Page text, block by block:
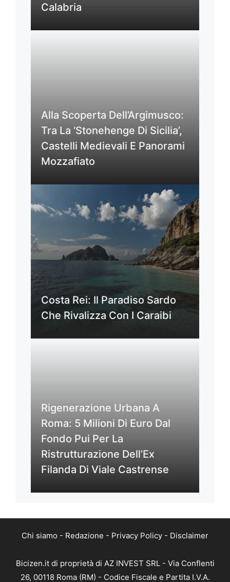
Calabria
Alla Scoperta Dell’Argimusco:
Tra La ‘Stonehenge Di Sicilia’,
Castelli Medievali E Panorami
Mozzafiato
Costa Rei: Il Paradiso Sardo
Che Rivalizza Con I Caraibi
Rigenerazione Urbana A
Roma: 5 Milioni Di Euro Dal
Fondo Pui Per La
Ristrutturazione Dell’Ex
Filanda Di Viale Castrense
Chi siamo - Redazione - Privacy Policy - Disclaimer
Bicizen.it di proprietà di AZ INVEST SRL - Via Conflenti
26, 00118 Roma (RM) - Codice Fiscale e Partita I.V.A.